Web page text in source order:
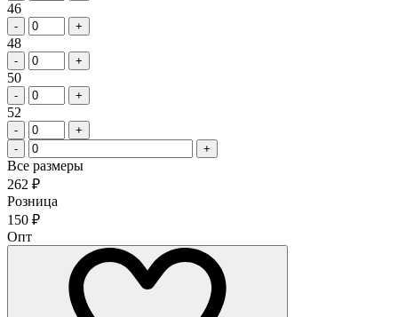
46
- +
48
- +
50
- +
52
-
+
-
+
Все размеры
262 ₽
Розница
150 ₽
Опт